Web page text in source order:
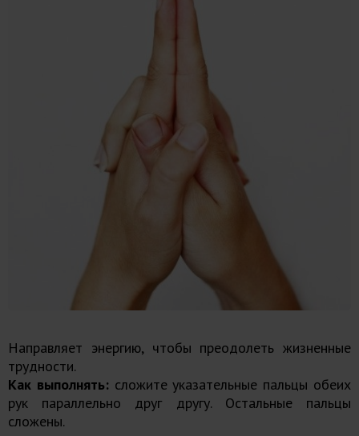
Направляет энергию, чтобы преодолеть жизненные
трудности.
Как выполнять:сложите указательные пальцы обеих
рук параллельно друг другу. Остальные пальцы
сложены.